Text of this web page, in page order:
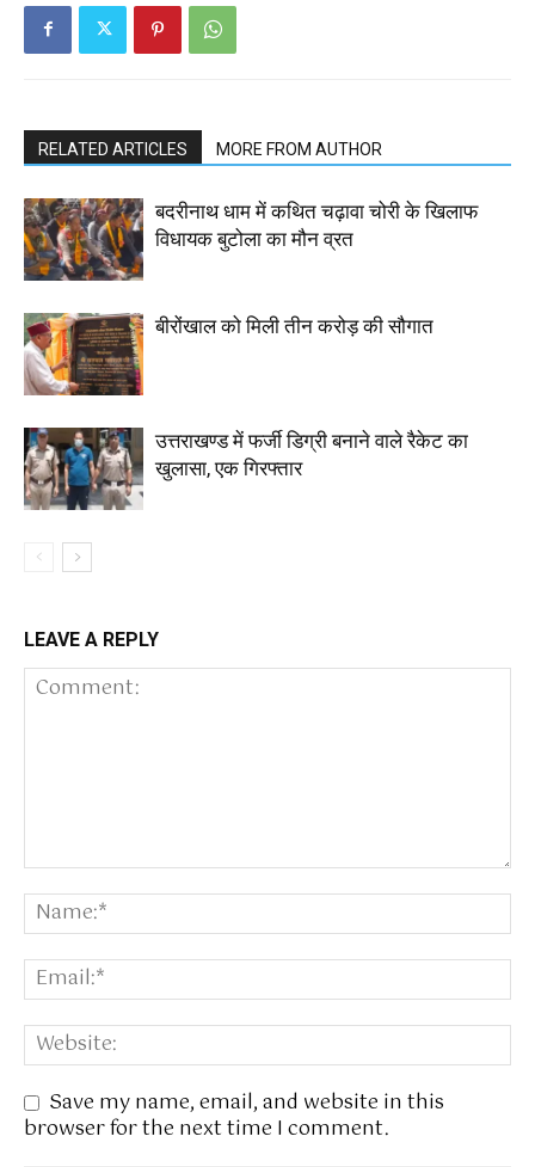
RELATED ARTICLES MORE FROM AUTHOR
बदरीनाथ धाम में कथित चढ़ावा चोरी के खिलाफ
विधायक बुटोला का मौन व्रत
बीरोंखाल को मिली तीन करोड़ की सौगात
उत्तराखण्ड में फर्जी डिग्री बनाने वाले रैकेट का
खुलासा, एक गिरफ्तार
LEAVE A REPLY
Save my name, email, and website in this
browser for the next time I comment.